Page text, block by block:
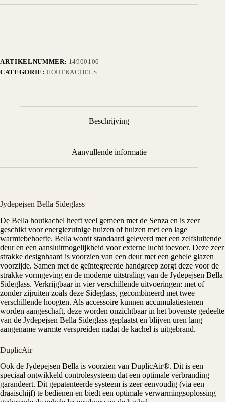
ARTIKELNUMMER: 14900100
CATEGORIE:HOUTKACHELS
Beschrijving
Aanvullende informatie
Jydepejsen Bella Sideglass
De Bella houtkachel heeft veel gemeen met de Senza en is zeer
geschikt voor energiezuinige huizen of huizen met een lage
warmtebehoefte. Bella wordt standaard geleverd met een zelfsluitende
deur en een aansluitmogelijkheid voor externe lucht toevoer. Deze zeer
strakke designhaard is voorzien van een deur met een gehele glazen
voorzijde. Samen met de geïntegreerde handgreep zorgt deze voor de
strakke vormgeving en de moderne uitstraling van de Jydepejsen Bella
Sideglass. Verkrijgbaar in vier verschillende uitvoeringen: met of
zonder zijruiten zoals deze Sideglass, gecombineerd met twee
verschillende hoogten. Als accessoire kunnen accumulatiestenen
worden aangeschaft, deze worden onzichtbaar in het bovenste gedeelte
van de Jydepejsen Bella Sideglass geplaatst en blijven uren lang
aangename warmte verspreiden nadat de kachel is uitgebrand.
DuplicAir
Ook de Jydepejsen Bella is voorzien van DuplicAir®. Dit is een
speciaal ontwikkeld controlesysteem dat een optimale verbranding
garandeert. Dit gepatenteerde systeem is zeer eenvoudig (via een
draaischijf) te bedienen en biedt een optimale verwarmingsoplossing